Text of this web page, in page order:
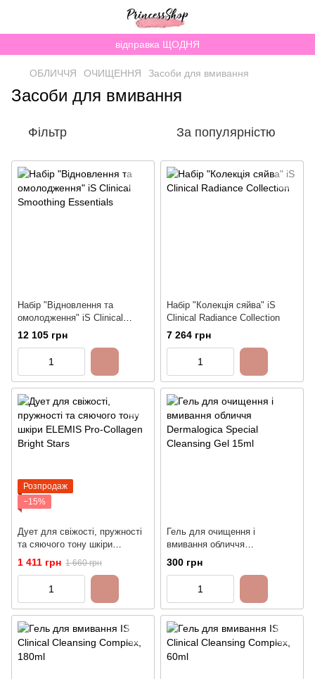
відправка ЩОДНЯ
ОБЛИЧЧЯ ОЧИЩЕННЯ Засоби для вмивання
Засоби для вмивання
Фільтр За популярністю
Набiр "Відновлення та
омолодження" iS Clinical
Smoothing Essentials
12 105 грн
Набiр "Колекція сяйва" iS
Clinical Radiance Collection
7 264 грн
Розпродаж
−15%
Дует для свіжості, пружності
та сяючого тону шкіри
ELEMIS Pro-Collagen Bright
1 411 грн 1 660 грн
Гель для очищення і
вмивання обличчя
Dermalogica Special Cleansing
Gel 15ml
300 грн